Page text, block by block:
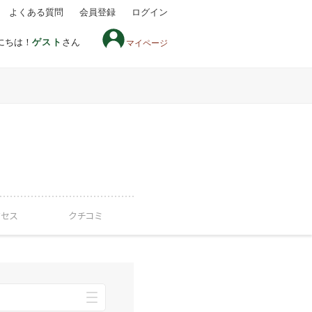
ちは！ゲスト さん マイページ
よくある質問 会員登録 ログイン
ス クチコミ